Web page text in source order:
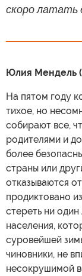
скоро латать
Юлия Мендель
На пятом году
тихое, но
собирают все,
родителями и
более
страны или
отказываются
продиктовано
стереть ни
населения,
суровейшей
чиновники, не
несокрушимой